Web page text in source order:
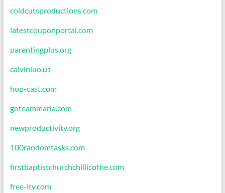
coldcutsproductions.com
latestcouponportal.com
parentingplus.org
calvinluo.us
hop-cast.com
goteammaria.com
newproductivity.org
100randomtasks.com
firstbaptistchurchchillicothe.com
free-itv.com